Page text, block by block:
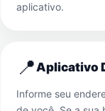
aplicativo.
📍Aplicativo
Informe seu